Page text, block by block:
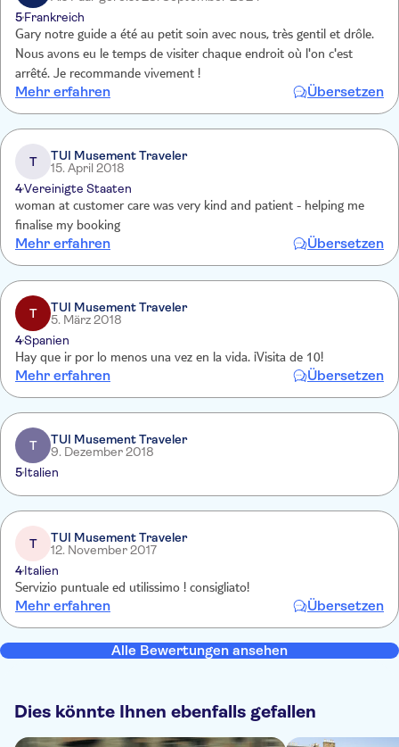
5Frankreich
Gary notre guide a été au petit soin avec nous, très gentil et drôle.
Nous avons eu le temps de visiter chaque endroit où l'on c'est
arrêté. Je recommande vivement !
Mehr erfahren Übersetzen
T
TUI Musement Traveler
15. April 2018
4Vereinigte Staaten
woman at customer care was very kind and patient - helping me
finalise my booking
Mehr erfahren Übersetzen
T
TUI Musement Traveler
5. März 2018
4Spanien
Hay que ir por lo menos una vez en la vida. ¡Visita de 10!
Mehr erfahren Übersetzen
T
TUI Musement Traveler
9. Dezember 2018
5Italien
T
TUI Musement Traveler
12. November 2017
4Italien
Servizio puntuale ed utilissimo ! consigliato!
Mehr erfahren Übersetzen
Alle Bewertungen ansehen
Dies könnte Ihnen ebenfalls gefallen